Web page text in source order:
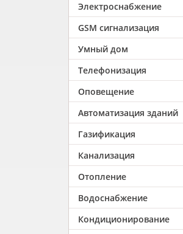
Электроснабжение
GSM сигнализация
Умный дом
Телефонизация
Оповещение
Автоматизация зданий
Газификация
Канализация
Отопление
Водоснабжение
Кондиционирование